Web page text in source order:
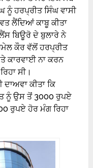
ਹਰਪ੍ਰੀਤ ਸਿੰਘ ਵਾਸੀ
ਲੈਂਦਿਆਂ ਕਾਬੂ ਕੀਤਾ
ਬਿਊਰੋ ਦੇ ਬੁਲਾਰੇ ਨੇ
ਕੌਰ ਵੱਲੋਂ ਹਰਪ੍ਰੀਤ
ਕਾਰਵਾਈ ਨਾ ਕਰਨ
ਸੀ।
ਕੀਤਾ ਕਿ
ਨੂੰ ਉਸ ਤੋਂ 3000 ਰੁਪਏ
ਰੁਪਏ ਹੋਰ ਮੰਗ ਰਿਹਾ